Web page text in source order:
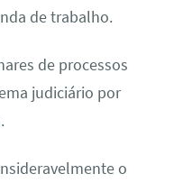
de trabalho.
de processos
judiciário por
o